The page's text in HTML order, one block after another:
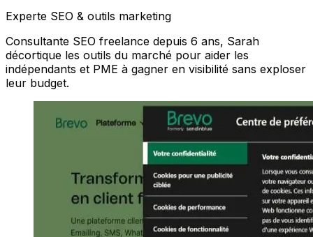
Experte SEO & outils marketing
Consultante SEO freelance depuis 6 ans, Sarah
décortique les outils du marché pour aider les
indépendants et PME à gagner en visibilité sans exploser
leur budget.